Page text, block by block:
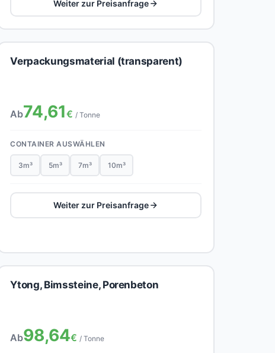
Weiter zur Preisanfrage
Verpackungsmaterial (transparent)
Ab74,61€ / Tonne
CONTAINER AUSWÄHLEN
3m³ 5m³ 7m³ 10m³
Weiter zur Preisanfrage
Ytong, Bimssteine, Porenbeton
Ab98,64€ / Tonne